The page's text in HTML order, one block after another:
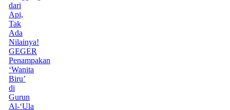
dari
Api,
Tak
Ada
Nilainya!
GEGER
Penampakan
‘Wanita
Biru’
di
Gurun
Al-‘Ula